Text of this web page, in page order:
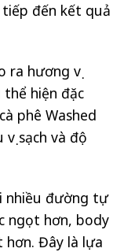
đến kết quả
ra hương vị
thể hiện đặc
phê Washed
sạch và độ
nhiều đường tự
ngọt hơn, body
hơn. Đây là lựa